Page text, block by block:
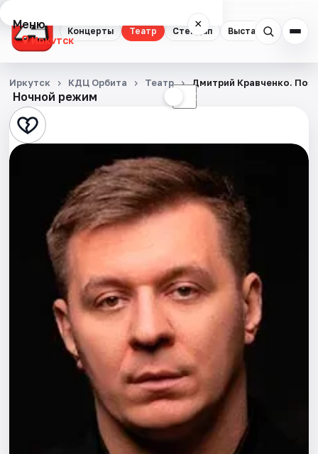
Концерты Театр Стендап Выставки
Меню ×
Иркутск
Концерты
Театр
Стендап
Спорт
События
Площадки
Ночной режим ☾
Иркутск КДЦ Орбита Театр Дмитрий Кравченко.